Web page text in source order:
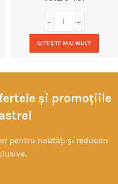
CITEȘTE MAI MULT
și promoțiile
pentru noutăți și reduceri